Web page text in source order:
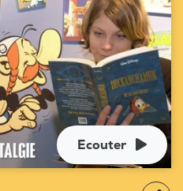
Ecouter